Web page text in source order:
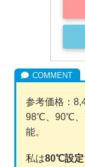
参考価格：
98℃、90℃、
能。
私は80℃設定